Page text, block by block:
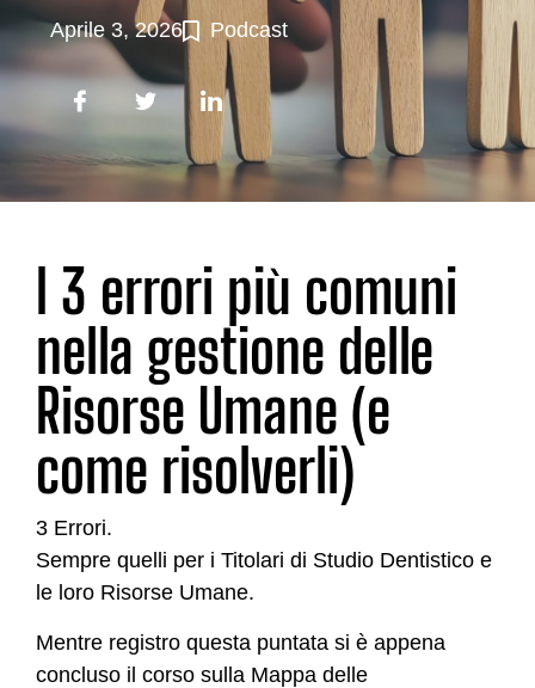
Aprile 3, 2026 Podcast
I 3 errori più comuni
nella gestione delle
Risorse Umane (e
come risolverli)
3 Errori.
Sempre quelli per i Titolari di Studio Dentistico e
le loro Risorse Umane.
Mentre registro questa puntata si è appena
concluso il corso sulla Mappa delle